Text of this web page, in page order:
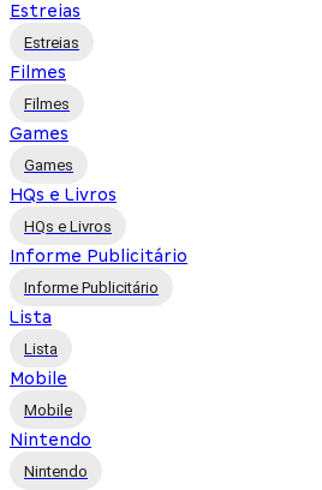
Estreias
Estreias
Filmes
Filmes
Games
Games
HQs e Livros
HQs e Livros
Informe Publicitário
Informe Publicitário
Lista
Lista
Mobile
Mobile
Nintendo
Nintendo